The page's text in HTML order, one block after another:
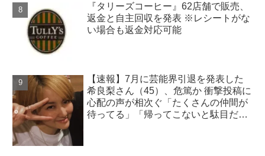
『タリーズコーヒー』62店舗で販売、
返金と自主回収を発表 ※レシートがな
い場合も返金対応可能
【速報】7月に芸能界引退を発表した
希良梨さん（45）、危篤か 衝撃投稿に
心配の声が相次ぐ「たくさんの仲間が
待ってる」「帰ってこないと駄目だ